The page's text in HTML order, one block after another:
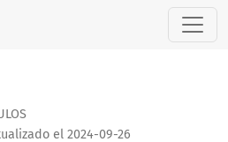
a partir de ‘Los niños
el 2024-09-26